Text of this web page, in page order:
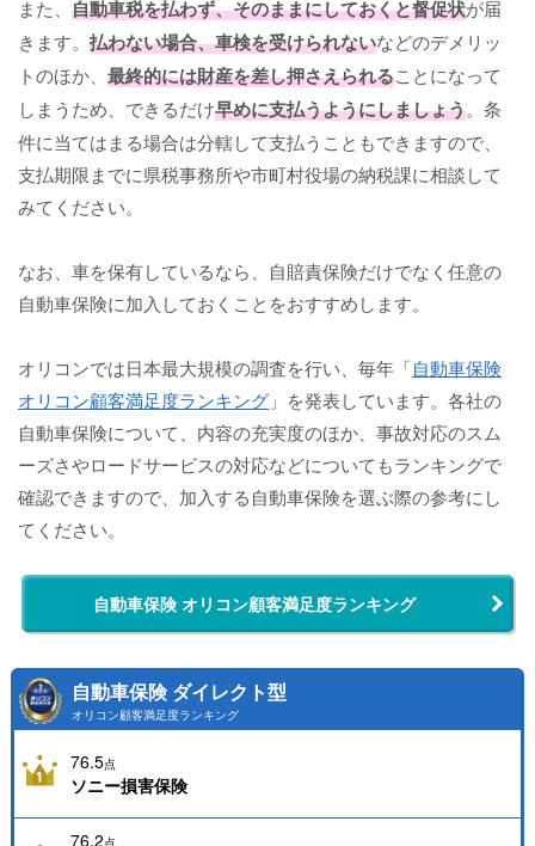
また、 自動車税を払わず、そのままにしておくと督促状が届
きます。 払わない場合、車検を受けられないなどのデメリッ
トのほか、 最終的には財産を差し押さえられることになって
しまうため、できるだけ早めに支払うようにしましょう。条
件に当てはまる場合は分轄して支払うこともできますので、
支払期限までに県税事務所や市町村役場の納税課に相談して
みてください。
なお、車を保有しているなら、自賠責保険だけでなく任意の
自動車保険に加入しておくことをおすすめします。
オリコンでは日本最大規模の調査を行い、毎年「自動車保険
オリコン顧客満足度ランキング 」を発表しています。各社の
自動車保険について、内容の充実度のほか、事故対応のスム
ーズさやロードサービスの対応などについてもランキングで
確認できますので、加入する自動車保険を選ぶ際の参考にし
てください。
自動車保険 オリコン顧客満足度ランキング
自動車保険 ダイレクト型
オリコン顧客満足度ランキング
76.5点
ソニー損害保険
76.2点